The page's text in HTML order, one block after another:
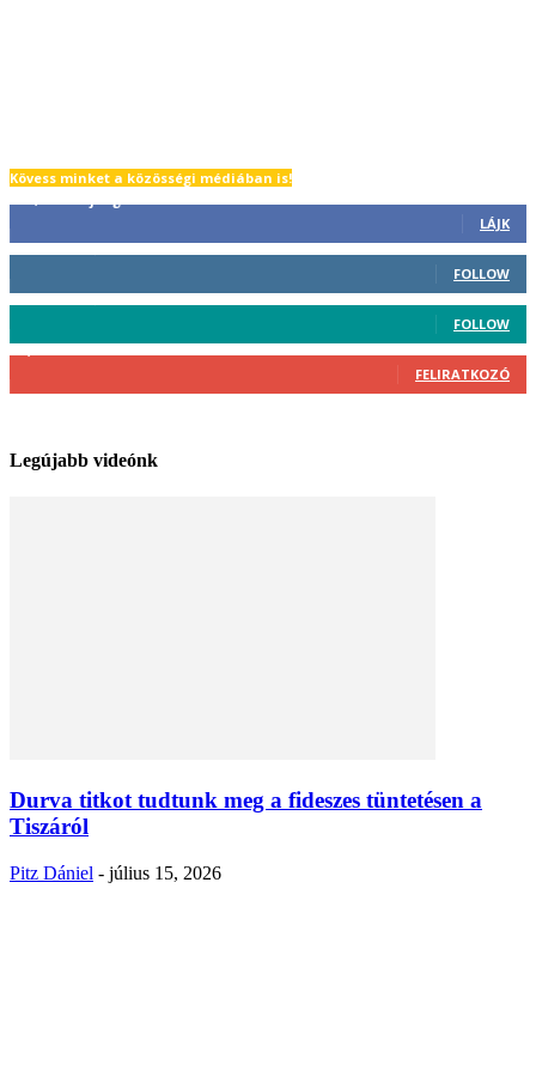
Kövess minket a közösségi médiában is!
LÁJK
FOLLOW
FOLLOW
FELIRATKOZÓ
Legújabb videónk
Durva titkot tudtunk meg a fideszes tüntetésen a
Tiszáról
Pitz Dániel - július 15, 2026